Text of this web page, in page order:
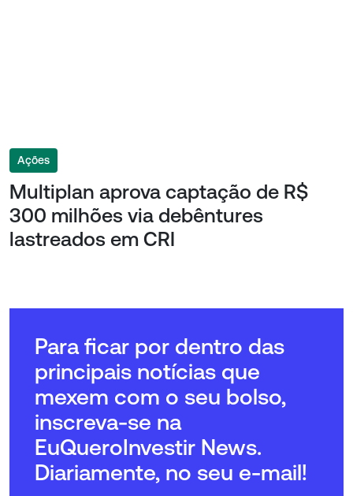
Ações
Multiplan aprova captação de R$
300 milhões via debêntures
lastreados em CRI
Para ficar por dentro das
principais notícias que
mexem com o seu bolso,
inscreva-se na
EuQueroInvestir News.
Diariamente, no seu e-mail!